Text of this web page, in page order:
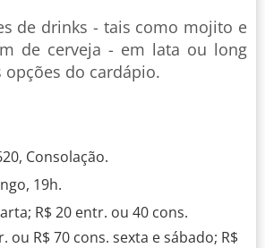
de drinks - tais como mojito e
de cerveja - em lata ou long
opções do cardápio.
Consolação.
19h.
R$ 20 entr. ou 40 cons.
ou R$ 70 cons. sexta e sábado; R$